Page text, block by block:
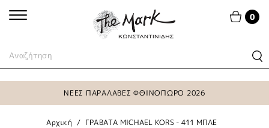
0
ΝΕΕΣ ΠΑΡΑΛΑΒΕΣ ΦΘΙΝΟΠΩΡΟ 2026
Αρχική ΓΡΑΒΑΤΑ MICHAEL KORS - 411 ΜΠΛΕ